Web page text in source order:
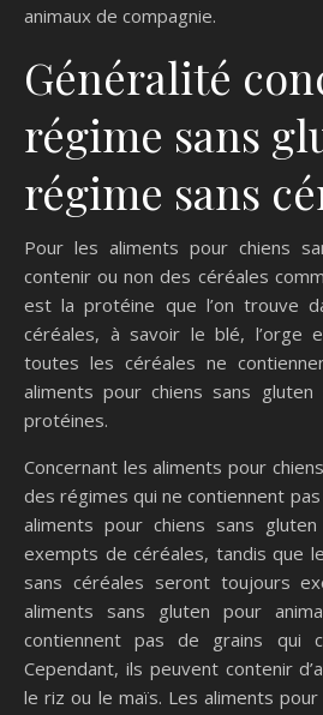
animaux de compagnie.
Généralité
régime sans
régime sans
Pour les aliments pour chiens
contenir ou non des céréales
est la protéine que l’on trouve
céréales, à savoir le blé, l’orge
toutes les céréales ne
aliments pour chiens sans
protéines.
Concernant les aliments pour
des régimes qui ne contiennent
aliments pour chiens sans
exempts de céréales, tandis que
sans céréales seront toujours
aliments sans gluten pour
contiennent pas de grains qui
Cependant, ils peuvent contenir
le riz ou le maïs. Les aliments